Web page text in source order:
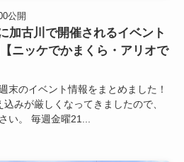
公開
加古川で開催されるイベント
ニッケでかまくら・アリオで
末のイベント情報をまとめました！
みが厳しくなってきましたので、
い。 毎週金曜21...